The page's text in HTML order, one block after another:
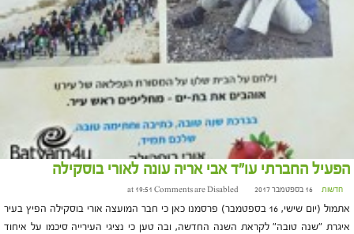
הפעיל החברתי עו"ד אבי אריה עונה לאורי בוסקילה
חדשות 16 בספטמבר 2017 at 19:51 Comments are Disabled
אתמול (יום שישי, 16 בספטמבר) פרסמנו כאן כי חבר המועצה אורי בוסקילה הפיץ בעיר
איגרת "שנה טובה" לקראת השנה החדשה, ובה טען כי נציגי העירייה סיכמו על איחוד